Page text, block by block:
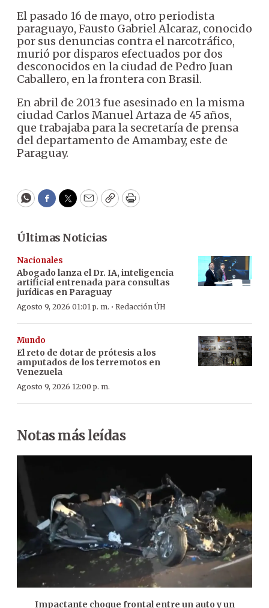
El pasado 16 de mayo, otro periodista
paraguayo, Fausto Gabriel Alcaraz, conocido
por sus denuncias contra el narcotráfico,
murió por disparos efectuados por dos
desconocidos en la ciudad de Pedro Juan
Caballero, en la frontera con Brasil.
En abril de 2013 fue asesinado en la misma
ciudad Carlos Manuel Artaza de 45 años,
que trabajaba para la secretaría de prensa
del departamento de Amambay, este de
Paraguay.
WhatsApp
Facebook
Twitter
EmailCopyPrint
Últimas Noticias
Nacionales
Abogado lanza el Dr. IA, inteligencia
artificial entrenada para consultas
jurídicas en Paraguay
Agosto 9, 2026 01:01 p. m. · Redacción ÚH
Mundo
El reto de dotar de prótesis a los
amputados de los terremotos en
Venezuela
Agosto 9, 2026 12:00 p. m.
Notas más leídas
Impactante choque frontal entre un auto y un